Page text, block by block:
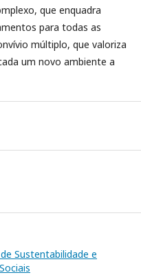
que enquadra
para todas as
múltiplo, que valoriza
um novo ambiente a
Sustentabilidade e